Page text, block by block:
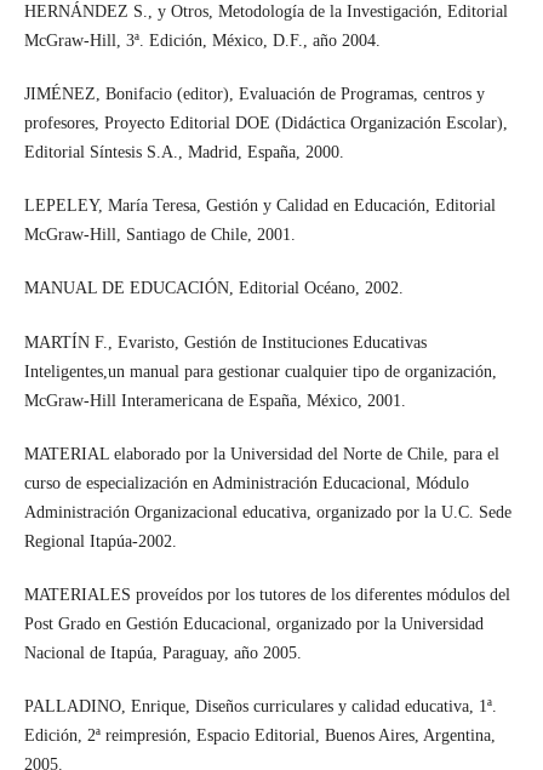
HERNÁNDEZ S., y Otros, Metodología de la Investigación, Editorial
McGraw-Hill, 3ª. Edición, México, D.F., año 2004.
JIMÉNEZ, Bonifacio (editor), Evaluación de Programas, centros y
profesores, Proyecto Editorial DOE (Didáctica Organización Escolar),
Editorial Síntesis S.A., Madrid, España, 2000.
LEPELEY, María Teresa, Gestión y Calidad en Educación, Editorial
McGraw-Hill, Santiago de Chile, 2001.
MANUAL DE EDUCACIÓN, Editorial Océano, 2002.
MARTÍN F., Evaristo, Gestión de Instituciones Educativas
Inteligentes,un manual para gestionar cualquier tipo de organización,
McGraw-Hill Interamericana de España, México, 2001.
MATERIAL elaborado por la Universidad del Norte de Chile, para el
curso de especialización en Administración Educacional, Módulo
Administración Organizacional educativa, organizado por la U.C. Sede
Regional Itapúa-2002.
MATERIALES proveídos por los tutores de los diferentes módulos del
Post Grado en Gestión Educacional, organizado por la Universidad
Nacional de Itapúa, Paraguay, año 2005.
PALLADINO, Enrique, Diseños curriculares y calidad educativa, 1ª.
Edición, 2ª reimpresión, Espacio Editorial, Buenos Aires, Argentina,
2005.